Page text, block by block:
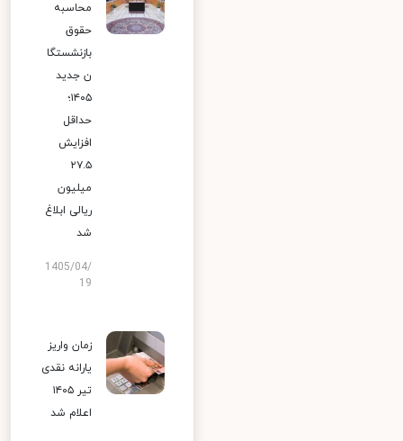
محاسبه
حقوق
بازنشستگا
ن جدید
۱۴۰۵؛
حداقل
افزایش
۲۷.۵
میلیون
ریالی ابلاغ
شد
1405/04/
19
زمان واریز
یارانه نقدی
تیر ۱۴۰۵
اعلام شد